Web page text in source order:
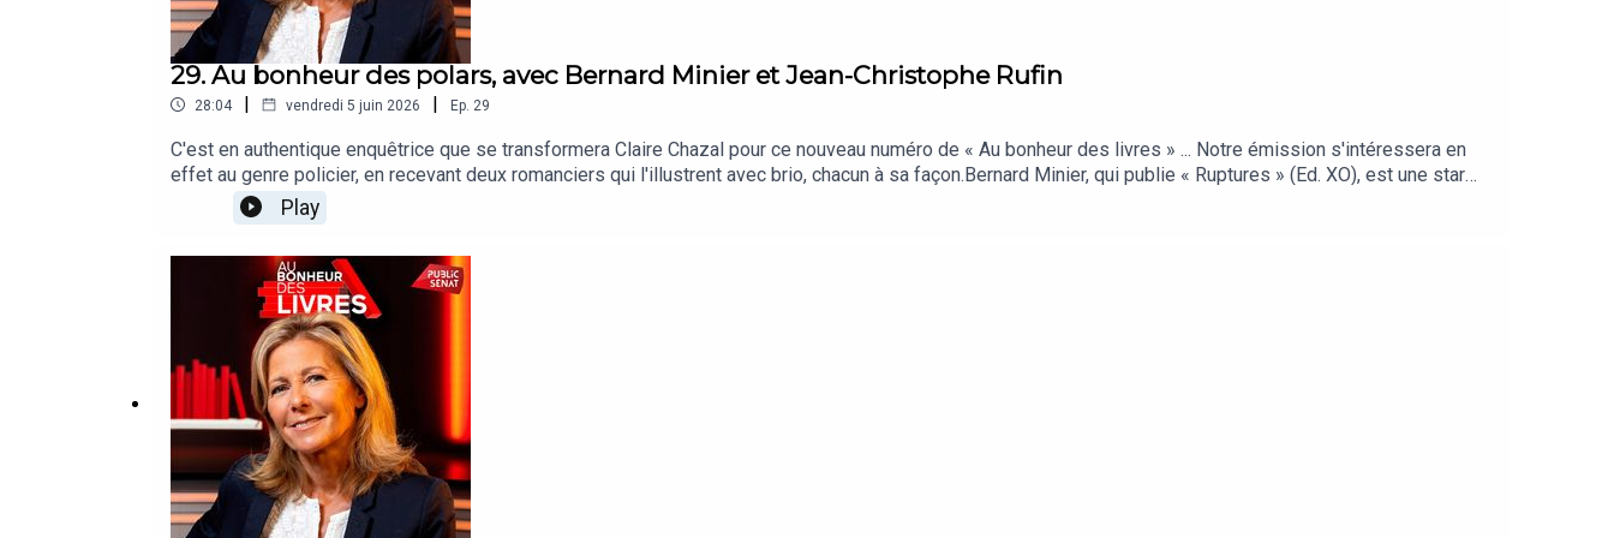
29. Au bonheur des polars, avec Bernard Minier et Jean-Christophe Rufin
28:04 | vendredi 5 juin 2026 | Ep. 29
C'est en authentique enquêtrice que se transformera Claire Chazal pour ce nouveau numéro de « Au bonheur des livres » ... Notre émission s'intéressera en
effet au genre policier, en recevant deux romanciers qui l'illustrent avec brio, chacun à sa façon.Bernard Minier, qui publie « Ruptures » (Ed. XO), est une star
incontestée en ce domaine : il a créé le personnage féminin de Lucia Guerrero pour résoudre des énigmes mettant en jeu les aspects les plus inquiétants du
monde contemporain, comme ici les dangers de la technologie numérique.Jean-Christophe Rufin, en honorable académicien qui a publié déjà des livres de
l'emmènent cette fois sur les traces de Napoléon, dans « La folie Sainte-Hélène » (Ed. Calmann-Lévy).Interrogés par Claire Chazal, nos deux invités livreront
sans aucun doute quelques-uns de leurs secrets pour réussir comme ils le font à captiver les lecteurs !
Play